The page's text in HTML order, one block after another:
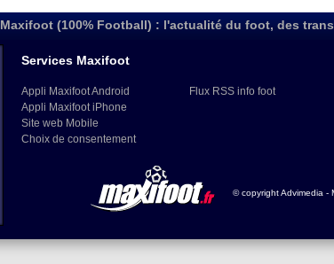
Maxifoot (100% Football) : l'actualité du foot, des
Services Maxifoot
Appli Maxifoot Android
Appli Maxifoot iPhone
Site web Mobile
Choix de consentement
Flux RSS info foot
© copyright Advimedia -